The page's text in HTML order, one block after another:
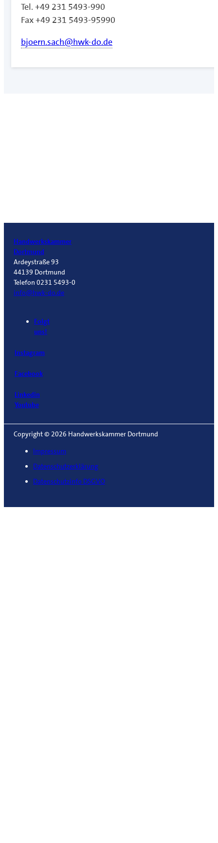
Tel. +49 231 5493-990
Fax +49 231 5493-95990
bjoern.sach@hwk-do.de
Handwerkskammer
Dortmund
Ardeystraße 93
44139 Dortmund
Telefon 0231 5493-0
info@hwk-do.de
Folgt
uns!
Instagram
Facebook
Linkedin
Youtube
Copyright © 2026 Handwerkskammer Dortmund
Impressum
Datenschutzerklärung
Datenschutzinfo DSGVO